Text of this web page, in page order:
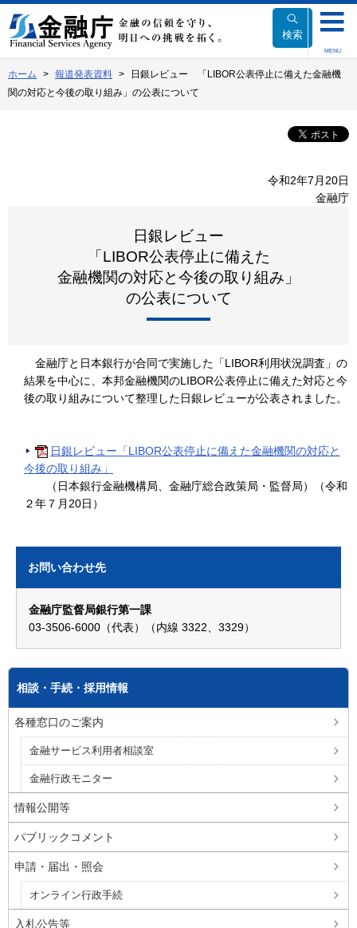
文
へ
動
検索
MENU
ホーム 報道発表資料
日銀レビュー 「LIBOR公表停止に備えた金融機
関の対応と今後の取り組み」の公表について
令和2年7月20日
金融庁
日銀レビュー
「LIBOR公表停止に備えた
金融機関の対応と今後の取り組み」
の公表について
金融庁と日本銀行が合同で実施した「LIBOR利用状況調査」の
結果を中心に、本邦金融機関のLIBOR公表停止に備えた対応と今
後の取り組みについて整理した日銀レビューが公表されました。
日銀レビュー「LIBOR公表停止に備えた金融機関の対応と
今後の取り組み」
（日本銀行金融機構局、金融庁総合政策局・監督局）（令和
２年７月20日）
お問い合わせ先
金融庁監督局銀行第一課
03-3506-6000（代表）（内線 3322、3329）
相談・手続・採用情報
各種窓口のご案内
金融サービス利用者相談室
金融行政モニター
情報公開等
パブリックコメント
申請・届出・照会
オンライン行政手続
入札公告等